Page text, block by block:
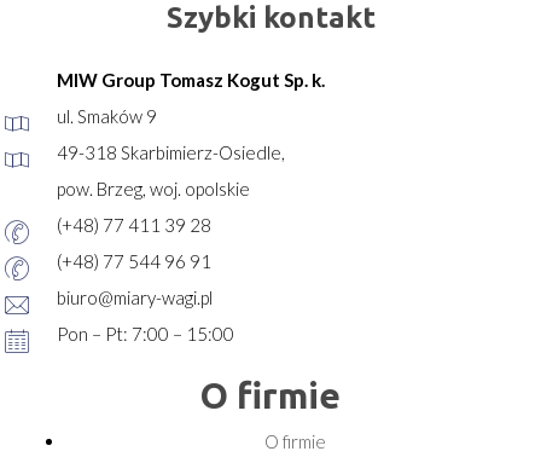
Szybki kontakt
MIW Group Tomasz Kogut Sp. k.
ul. Smaków 9
49-318 Skarbimierz-Osiedle,
pow. Brzeg, woj. opolskie
(+48) 77 411 39 28
(+48) 77 544 96 91
biuro@miary-wagi.pl
Pon – Pt: 7:00 – 15:00
O firmie
O firmie